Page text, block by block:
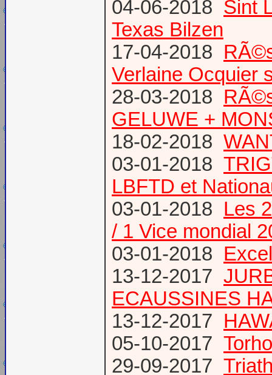
04-06-2018 Sint
Texas Bilzen
17-04-2018
Verlaine Ocquier
28-03-2018
GELUWE +
18-02-2018
03-01-2018
LBFTD et
03-01-2018 Les
/ 1 Vice mondial
03-01-2018
13-12-2017
ECAUSSINES
13-12-2017
05-10-2017
29-09-2017